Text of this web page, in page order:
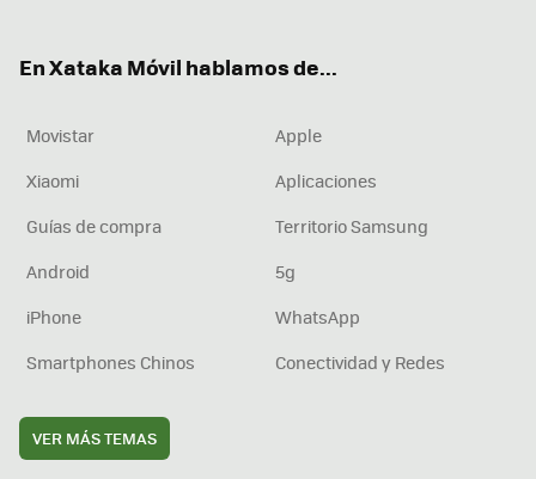
En Xataka Móvil hablamos de...
Movistar
Apple
Xiaomi
Aplicaciones
Guías de compra
Territorio Samsung
Android
5g
iPhone
WhatsApp
Smartphones Chinos
Conectividad y Redes
VER MÁS TEMAS